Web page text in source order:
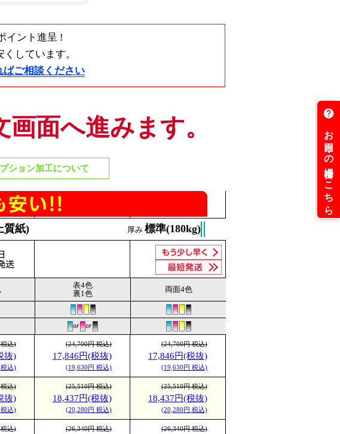
イント進呈 !
しています。
ご相談ください
面へ進みます。
ション加工について
込)
抜)
込)
(24,700円 税込)
17,846円(税抜)
(19,630円 税込)
(24,700円 税込)
17,846円(税抜)
(19,630円 税込)
込)
抜)
込)
(25,510円 税込)
18,437円(税抜)
(20,280円 税込)
(25,510円 税込)
18,437円(税抜)
(20,280円 税込)
込) (26,340円 税込) (26,340円 税込)
質紙) 厚み 標準(180kg)
表4色
裏1色
両面4色